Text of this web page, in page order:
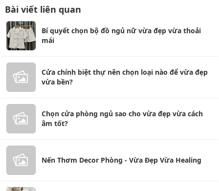
Bài viết liên quan
Bí quyết chọn bộ đồ ngủ nữ vừa đẹp vừa thoải
mái
Cửa chính biệt thự nên chọn loại nào để vừa đẹp
vừa bền?
Chọn cửa phòng ngủ sao cho vừa đẹp vừa cách
âm tốt?
Nến Thơm Decor Phòng - Vừa Đẹp Vừa Healing